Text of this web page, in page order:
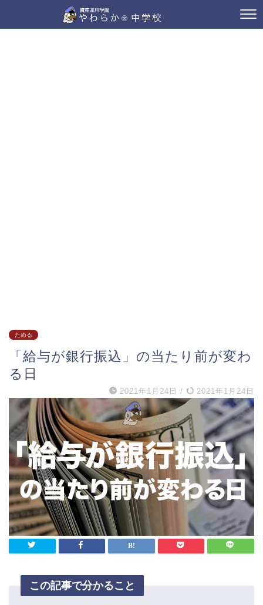
ためる
「給与が銀行振込」の当たり前が変わ
る日
2021年1月24日 / 2021年1月24日
この記事で分かること